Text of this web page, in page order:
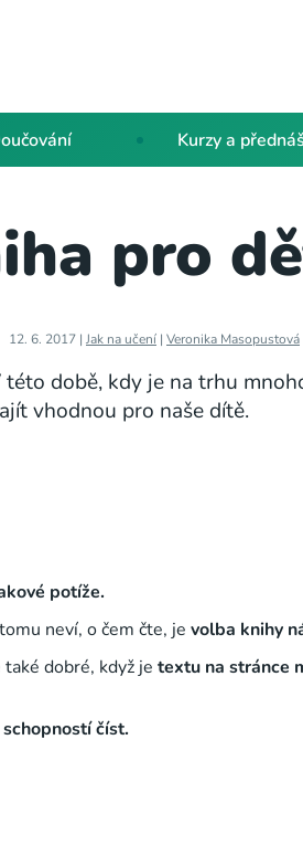
Kurzy a
pro
12. 6. 2017 | Jak na učení | Veronika Masopustová
této době, kdy je na trhu
vhodnou pro naše dítě.
potíže.
neví, o čem čte, je volba knihy
také dobré, když je textu na stránce
číst.